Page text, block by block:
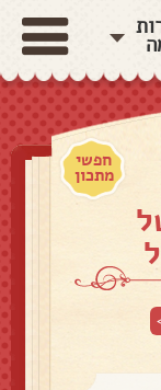
חפשי
מתכון